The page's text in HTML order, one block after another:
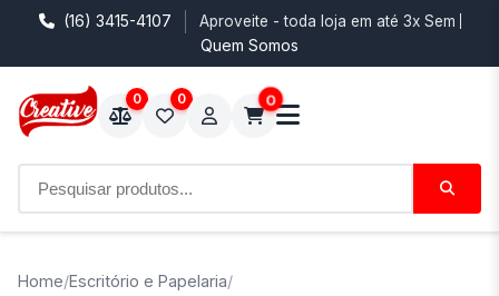
(16) 3415-4107 Aproveite - toda loja em até 3x Sem
Quem Somos
0 0 0
Home/Escritório e Papelaria/